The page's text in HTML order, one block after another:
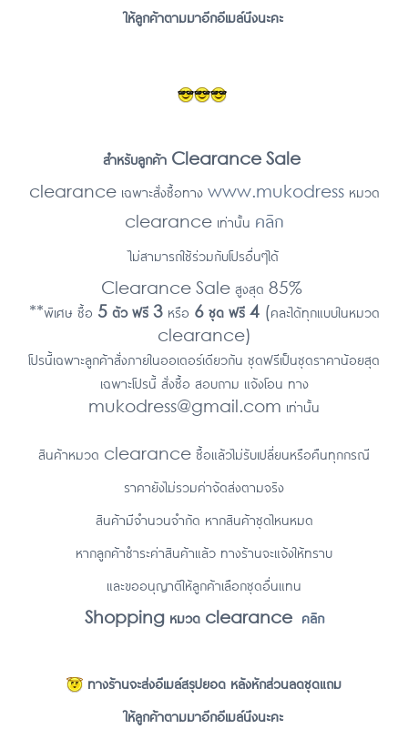
ให้ลูกค้าตามมาอีกอีเมล์นึงนะคะ
สำหรับลูกค้า Clearance Sale
clearance เฉพาะสั่งซื้อทาง www.mukodressหมวด
clearance เท่านั้น คลิก
ไม่สามารถใช้ร่วมกับโปรอื่่นๆได้
Clearance Sale สูงสุด 85%
**พิเศษ ซื้อ 5 ตัว ฟรี 3หรือ 6 ชุด ฟรี 4 (คละได้ทุกแบบในหมวด
clearance)
โปรนี้เฉพาะลูกค้าสั่งภายในออเดอร์เดียวกัน ชุดฟรีเป็นชุดราคาน้อยสุด
เฉพาะโปรนี้ สั่งซื้อ สอบถาม แจ้งโอน ทาง
mukodress@gmail.com เท่านั้น
สินค้าหมวด clearance ซื้อแล้วไม่รับเปลี่ยนหรือคืนทุกกรณี
ราคายังไม่รวมค่าจัดส่งตามจริง
สินค้ามีจำนวนจำกัด หากสินค้าชุดไหนหมด
หากลูกค้าชำระค่าสินค้าแล้ว ทางร้านจะแจ้งให้ทราบ
และขออนุญาติให้ลูกค้าเลือกชุดอื่นแทน
Shopping หมวด clearance คลิก
ทางร้านจะส่งอีเมล์สรุปยอด หลังหักส่วนลดชุดแถม
ให้ลูกค้าตามมาอีกอีเมล์นึงนะคะ